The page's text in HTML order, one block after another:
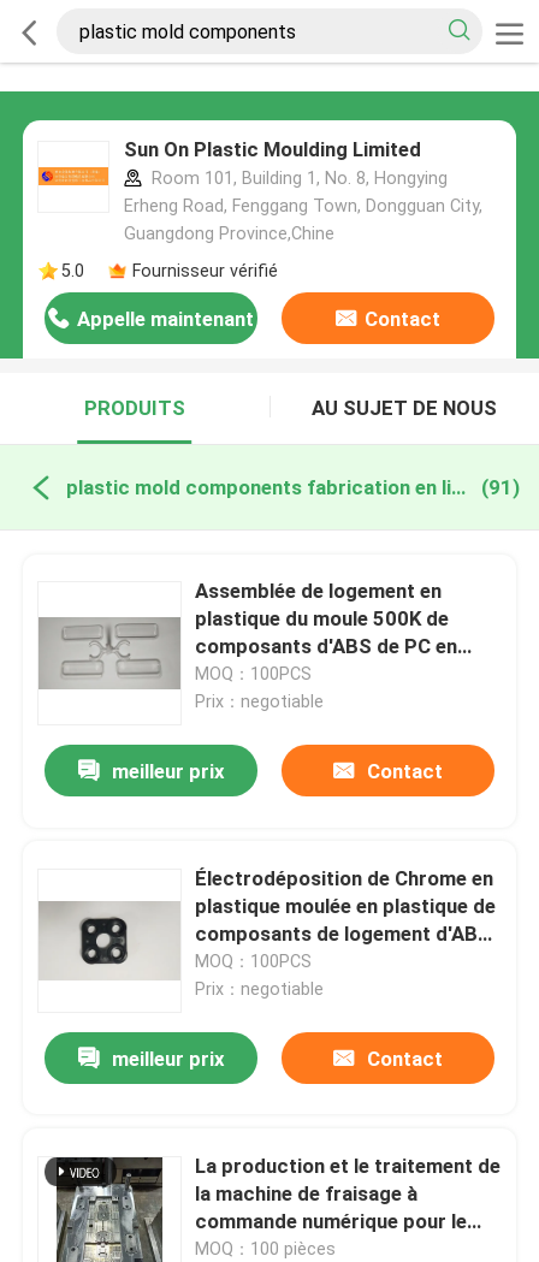
Sun On Plastic Moulding Limited
Room 101, Building 1, No. 8, Hongying
Erheng Road, Fenggang Town, Dongguan City,
Guangdong Province,Chine
5.0
Fournisseur vérifié
Appelle maintenant Contact
PRODUITS AU SUJET DE NOUS
plastic mold components fabrication en ligne (91)
Assemblée de logement en
plastique du moule 500K de
composants d'ABS de PC en
plastique
MOQ：100PCS
Prix：negotiable
meilleur prix Contact
Électrodéposition de Chrome en
plastique moulée en plastique de
composants de logement d'ABS
de pièces de la PA PA6
MOQ：100PCS
Prix：negotiable
meilleur prix Contact
La production et le traitement de
la machine de fraisage à
commande numérique pour le
moulage de plastique ISO
MOQ：100 pièces